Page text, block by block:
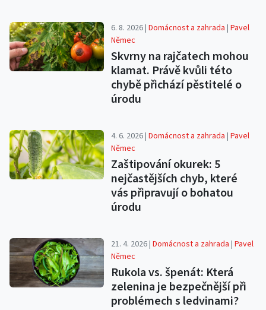
6. 8. 2026 |Domácnost a zahrada |Pavel
Němec
Skvrny na rajčatech mohou
klamat. Právě kvůli této
chybě přichází pěstitelé o
úrodu
4. 6. 2026 |Domácnost a zahrada |Pavel
Němec
Zaštipování okurek: 5
nejčastějších chyb, které
vás připravují o bohatou
úrodu
21. 4. 2026 |Domácnost a zahrada |Pavel
Němec
Rukola vs. špenát: Která
zelenina je bezpečnější při
problémech s ledvinami?